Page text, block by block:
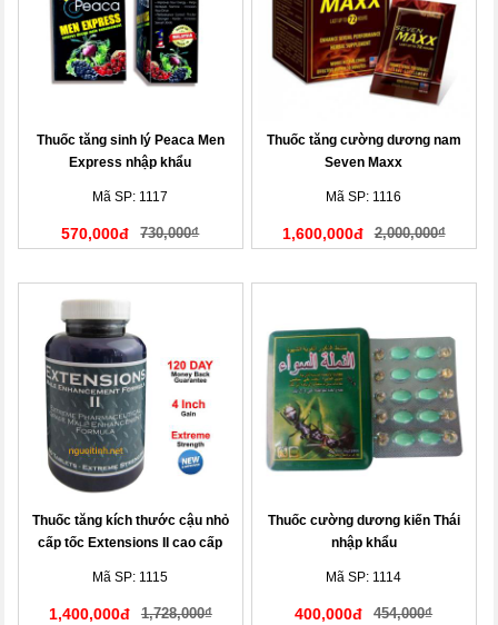
Thuốc tăng sinh lý Peaca Men
Express nhập khẩu
Mã SP: 1117
570,000đ 730,000₫
Thuốc tăng cường dương nam
Seven Maxx
Mã SP: 1116
1,600,000đ 2,000,000₫
Thuốc tăng kích thước cậu nhỏ
cấp tốc Extensions II cao cấp
Mã SP: 1115
1,400,000đ 1,728,000₫
Thuốc cường dương kiến Thái
nhập khẩu
Mã SP: 1114
400,000đ 454,000₫